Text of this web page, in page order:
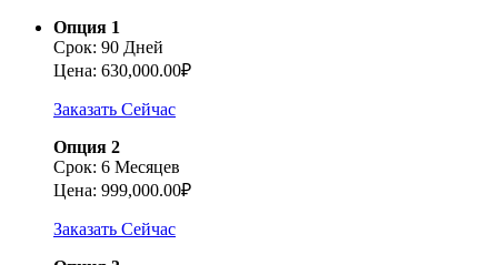
Опция 1
Срок: 90 Дней
Цена: 630,000.00₽
Заказать Сейчас
Опция 2
Срок: 6 Месяцев
Цена: 999,000.00₽
Заказать Сейчас